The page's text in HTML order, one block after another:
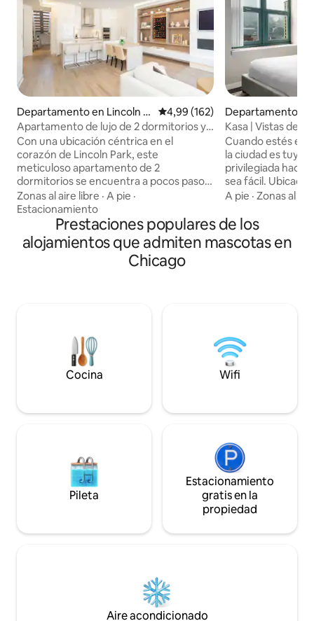
Departamento en Lincoln P
ark
Calificación promedio: 4,99 de
4,99 (162)
Apartamento de lujo de 2 dormitorios y 3
baños en Lincoln Park
Con una ubicación céntrica en el
corazón de Lincoln Park, este
meticuloso apartamento de 2
dormitorios se encuentra a pocos pasos
del centro de Chicago, el zoológico de
Lincoln Park, el lago, tiendas,
restaurantes y vida nocturna. Este lujoso
apartamento de diseño de 2000 pies
cuadrados en el primer y segundo piso
es luminoso y espacioso y cuenta con
todo lo necesario para vivir en Chicago
calefacción, ventilación y aire
acondicionado centrales y
lavadora/secadora. Recientemente
completamente renovado.
Zonas al aire libre · A pie ·
Estacionamiento
Departamento
wn Chicago
Kasa | Vistas
Chicago
Cuando estés en
la ciudad es tuya.
privilegiada hace
sea fácil. Ubicado
centro de
pasos de
Park. Con
apartamentos
recepción virtual
través de un
A pie ·Zonas al
Prestaciones populares de los
alojamientos que admiten mascotas en
Chicago
Cocina Wifi
Pileta
Estacionamiento
gratis en la
propiedad
Aire acondicionado